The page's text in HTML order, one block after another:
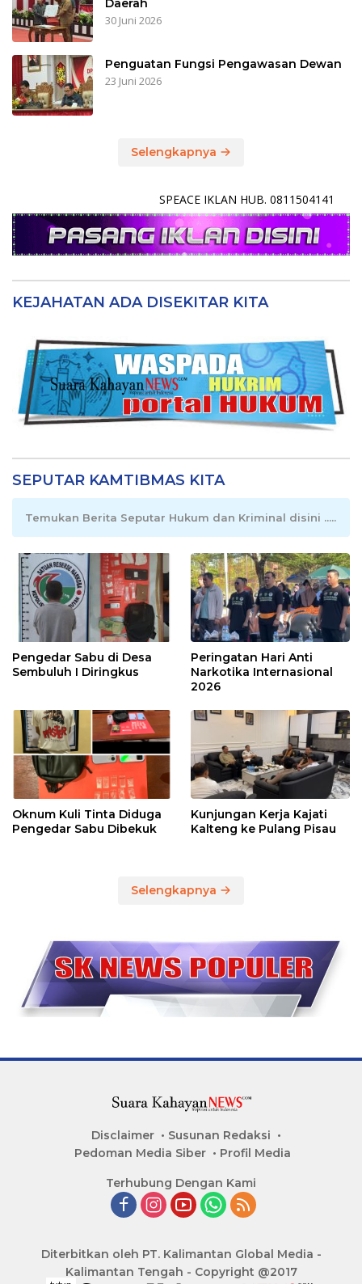
Daerah
30 Juni 2026
Penguatan Fungsi Pengawasan Dewan
23 Juni 2026
Selengkapnya
SPEACE IKLAN HUB. 0811504141
KEJAHATAN ADA DISEKITAR KITA
SEPUTAR KAMTIBMAS KITA
Temukan Berita Seputar Hukum dan Kriminal disini .....
Pengedar Sabu di Desa
Sembuluh I Diringkus
Peringatan Hari Anti
Narkotika Internasional
2026
Oknum Kuli Tinta Diduga
Pengedar Sabu Dibekuk
Kunjungan Kerja Kajati
Kalteng ke Pulang Pisau
Selengkapnya
Disclaimer
Susunan Redaksi
Pedoman Media Siber
Profil Media
Terhubung Dengan Kami
Diterbitkan oleh PT. Kalimantan Global Media -
Kalimantan Tengah - Copyright @2017